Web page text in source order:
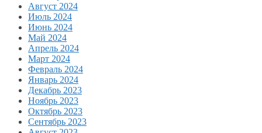
Август 2024
Июль 2024
Июнь 2024
Май 2024
Апрель 2024
Март 2024
Февраль 2024
Январь 2024
Декабрь 2023
Ноябрь 2023
Октябрь 2023
Сентябрь 2023